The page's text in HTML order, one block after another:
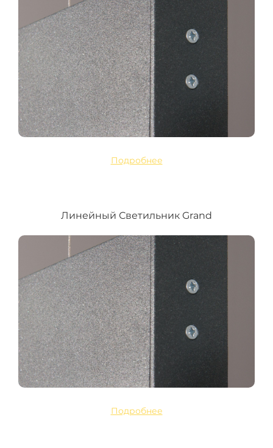
Подробнее
Линейный Светильник Grand
Подробнее